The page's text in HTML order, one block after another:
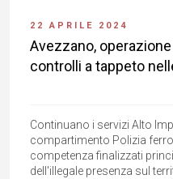
22 APRILE 2024
Avezzano, operazione
controlli a tappeto
Continuano i servizi Alto
compartimento Polizia
competenza finalizzati
dell'illegale presenza sul